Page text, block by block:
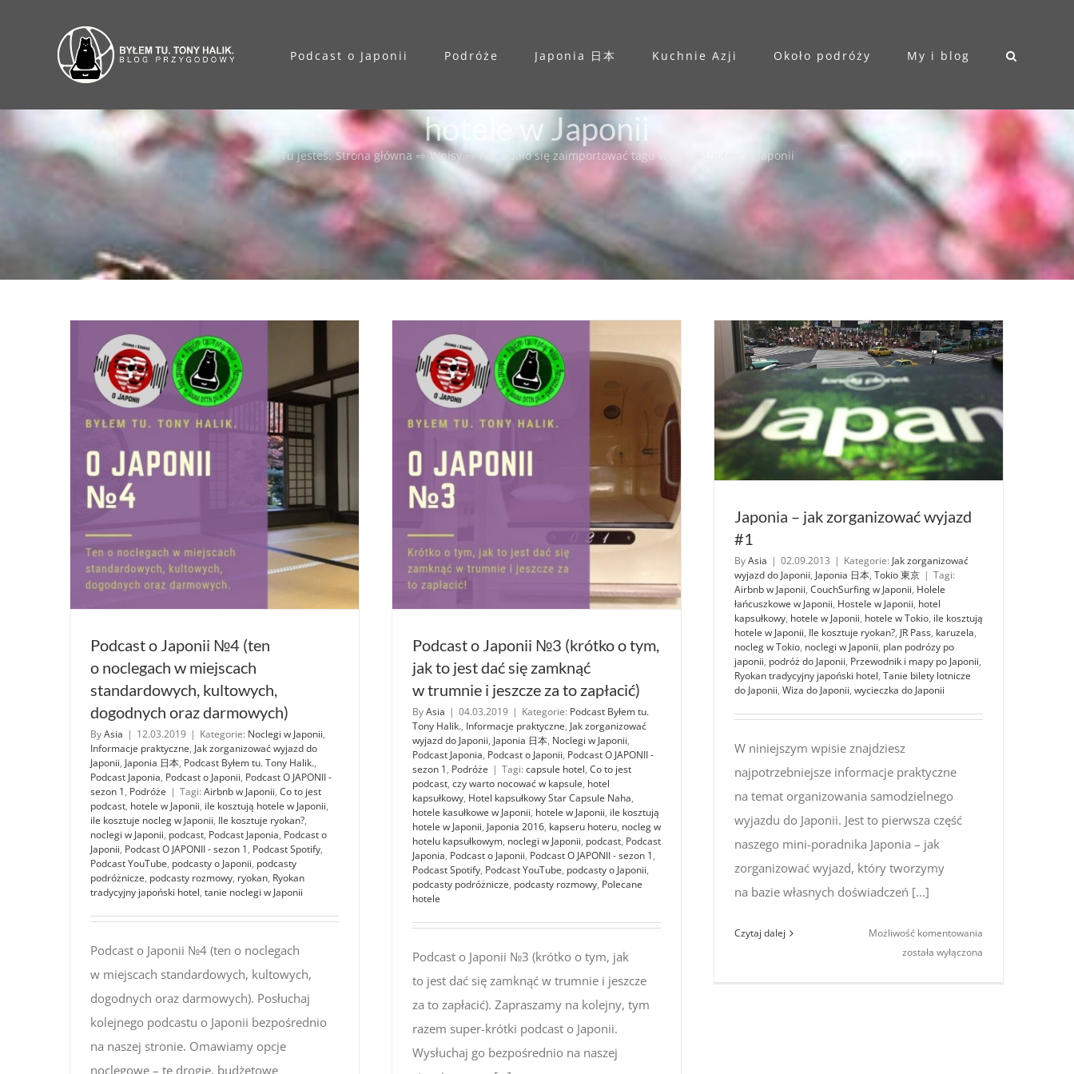
Podcast o Japonii Podróże Japonia 日本 Kuchnie Azji Około podróży My i blog
hotele w Japonii
Tu jesteś: Strona główna ⇨ Wpisy ⇨ Nie udało się zaimportować tagu wpisu %s hotele w Japonii
Podcast o Japonii №4 (ten
o noclegach w miejscach
standardowych, kultowych,
dogodnych oraz darmowych)
ByAsia | 12.03.2019 | Kategorie: Noclegi w Japonii,
Informacje praktyczne, Jak zorganizować wyjazd do
Japonii, Japonia 日本, Podcast Byłem tu. Tony Halik.,
Podcast Japonia, Podcast o Japonii, Podcast O JAPONII -
sezon 1, Podróże | Tagi: Airbnb w Japonii, Co to jest
podcast, hotele w Japonii, ile kosztują hotele w Japonii,
ile kosztuje nocleg w Japonii, Ile kosztuje ryokan?,
noclegi w Japonii, podcast, Podcast Japonia, Podcast o
Japonii, Podcast O JAPONII - sezon 1, Podcast Spotify,
Podcast YouTube, podcasty o Japonii, podcasty
podróżnicze, podcasty rozmowy, ryokan, Ryokan
tradycyjny japoński hotel, tanie noclegi w Japonii
Podcast o Japonii №4 (ten o noclegach
w miejscach standardowych, kultowych,
dogodnych oraz darmowych). Posłuchaj
kolejnego podcastu o Japonii bezpośrednio
na naszej stronie. Omawiamy opcje
noclegowe – te drogie, budżetowe
Podcast o Japonii №3 (krótko o tym,
jak to jest dać się zamknąć
w trumnie i jeszcze za to zapłacić)
ByAsia | 04.03.2019 | Kategorie: Podcast Byłem tu.
Tony Halik., Informacje praktyczne, Jak zorganizować
wyjazd do Japonii, Japonia 日本, Noclegi w Japonii,
Podcast Japonia, Podcast o Japonii, Podcast O JAPONII -
sezon 1, Podróże | Tagi: capsule hotel, Co to jest
podcast, czy warto nocować w kapsule, hotel
kapsułkowy, Hotel kapsułkowy Star Capsule Naha,
hotele kasułkowe w Japonii, hotele w Japonii, ile kosztują
hotele w Japonii, Japonia 2016, kapseru hoteru, nocleg w
hotelu kapsułkowym, noclegi w Japonii, podcast, Podcast
Japonia, Podcast o Japonii, Podcast O JAPONII - sezon 1,
Podcast Spotify, Podcast YouTube, podcasty o Japonii,
podcasty podróżnicze, podcasty rozmowy, Polecane
hotele
Podcast o Japonii №3 (krótko o tym, jak
to jest dać się zamknąć w trumnie i jeszcze
za to zapłacić). Zapraszamy na kolejny, tym
razem super-krótki podcast o Japonii.
Wysłuchaj go bezpośrednio na naszej
Japonia – jak zorganizować wyjazd
#1
ByAsia | 02.09.2013 | Kategorie: Jak zorganizować
wyjazd do Japonii, Japonia 日本, Tokio 東京 | Tagi:
Airbnb w Japonii, CouchSurfing w Japonii, Holele
łańcuszkowe w Japonii, Hostele w Japonii, hotel
kapsułkowy, hotele w Japonii, hotele w Tokio, ile kosztują
hotele w Japonii, Ile kosztuje ryokan?, JR Pass, karuzela,
nocleg w Tokio, noclegi w Japonii, plan podrózy po
japonii, podróż do Japonii, Przewodnik i mapy po Japonii,
Ryokan tradycyjny japoński hotel, Tanie bilety lotnicze
do Japonii, Wiza do Japonii, wycieczka do Japonii
W niniejszym wpisie znajdziesz
najpotrzebniejsze informacje praktyczne
na temat organizowania samodzielnego
wyjazdu do Japonii. Jest to pierwsza część
naszego mini-poradnika Japonia – jak
zorganizować wyjazd, który tworzymy
na bazie własnych doświadczeń [...]
Czytaj dalej Możliwość komentowania
została wyłączona